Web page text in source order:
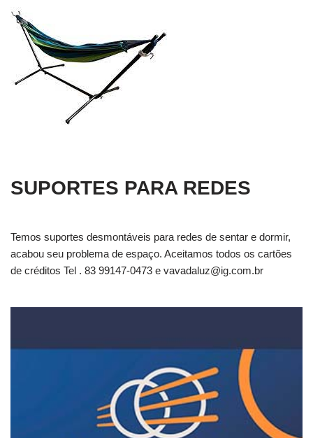
SUPORTES PARA REDES
Temos suportes desmontáveis para redes de sentar e dormir,
acabou seu problema de espaço. Aceitamos todos os cartões
de créditos Tel . 83 99147-0473 e vavadaluz@ig.com.br